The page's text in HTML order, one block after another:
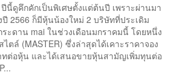
นี้ดูคึกคักเป็นพิเศษตั้งแต่ต้นปี เพราะผ่านมา
ปี 2566 ก็มีหุ้นน้องใหม่ 2 บริษัทที่ประเดิม
ะดาน mai ในช่วงเดือนมกราคมนี้ โดยหนึ่ง
ตล์ (MASTER) ซึ่งล่าสุดได้เคาะราคาจอง
ต่อหุ้น และได้เสนอขายหุ้นสามัญเพิ่มทุนต่อ